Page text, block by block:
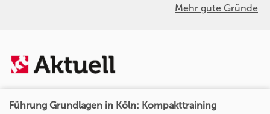
Mehr gute Gründe
Führung Grundlagen in Köln: Kompakttraining